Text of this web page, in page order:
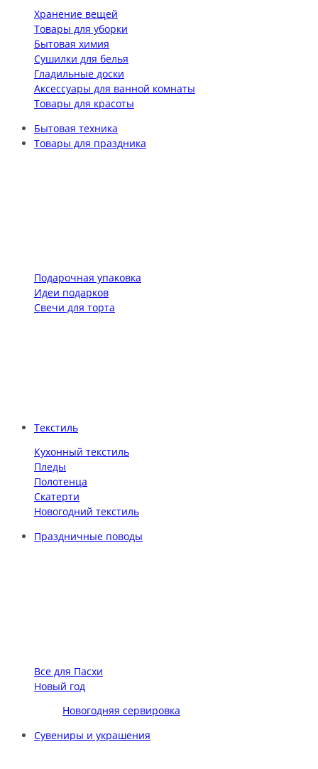
Хранение вещей
Товары для уборки
Бытовая химия
Сушилки для белья
Гладильные доски
Аксессуары для ванной комнаты
Товары для красоты
Бытовая техника
Товары для праздника
Подарочная упаковка
Идеи подарков
Свечи для торта
Текстиль
Кухонный текстиль
Пледы
Полотенца
Скатерти
Новогодний текстиль
Праздничные поводы
Все для Пасхи
Новый год
Новогодняя сервировка
Сувениры и украшения